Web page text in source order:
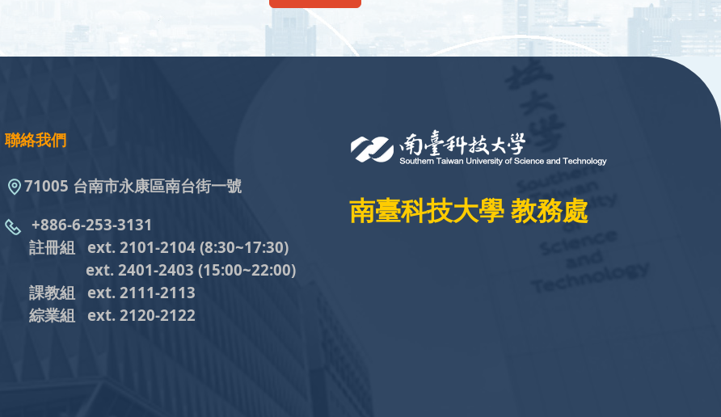
南臺科技大學 教務處
聯絡我們
71005 台南市永康區南台街一號
+886-6-253-3131
註冊組 ext. 2101-2104 (8:30~17:30)
ext. 2401-2403 (15:00~22:00)
課教組 ext. 2111-2113
綜業組
ext. 2120-2122